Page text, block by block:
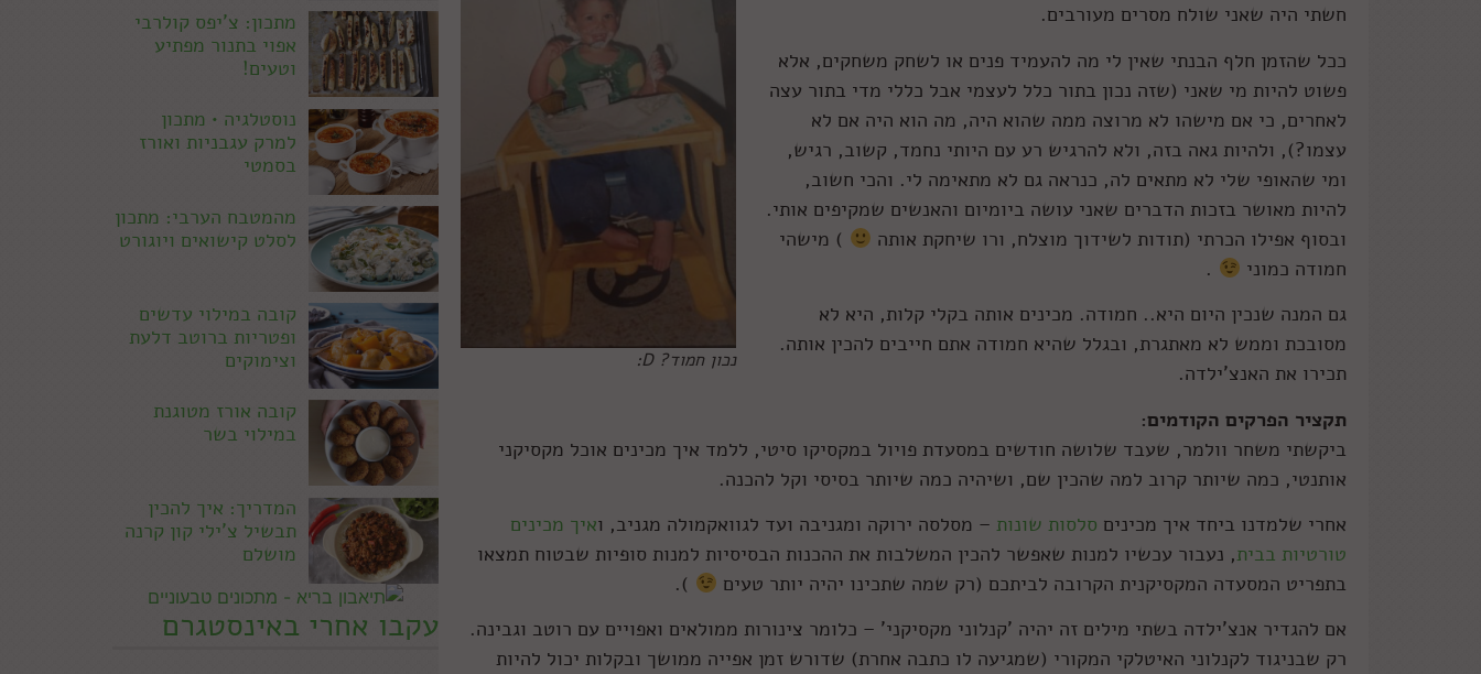
מתכון: צ'יפס קולרבי
אפוי בתנור מפתיע
וטעים!
נוסטלגיה • מתכון
למרק עגבניות ואורז
בסמטי
מהמטבח הערבי: מתכון
לסלט קישואים ויוגורט
קובה במילוי עדשים
ופטריות ברוטב דלעת
וצימוקים
קובה אורז מטוגנת
במילוי בשר
המדריך: איך להכין
תבשיל צ'ילי קון קרנה
מושלם
עקבו אחרי באינסטגרם
נכון חמוד? D:
חשתי היה שאני שולח מסרים מעורבים.
ככל שהזמן חלף הבנתי שאין לי מה להעמיד פנים או לשחק משחקים, אלא
פשוט להיות מי שאני (שזה נכון בתור כלל לעצמי אבל כללי מדי בתור עצה
לאחרים, כי אם מישהו לא מרוצה ממה שהוא היה, מה הוא היה אם לא
עצמו?), ולהיות גאה בזה, ולא להרגיש רע עם היותי נחמד, קשוב, רגיש,
ומי שהאופי שלי לא מתאים לה, כנראה גם לא מתאימה לי. והכי חשוב,
להיות מאושר בזכות הדברים שאני עושה ביומיום והאנשים שמקיפים אותי.
ובסוף אפילו הכרתי (תודות לשידוך מוצלח, ורו שיחקת אותה
) מישהי
חמודה כמוני
.
גם המנה שנכין היום היא.. חמודה. מכינים אותה בקלי קלות, היא לא
מסובכת וממש לא מאתגרת, ובגלל שהיא חמודה אתם חייבים להכין אותה.
תכירו את האנצ'ילדה.
תקציר הפרקים הקודמים:
ביקשתי משחר וולמר, שעבד שלושה חודשים במסעדת פויול במקסיקו סיטי, ללמד איך מכינים אוכל מקסיקני
אותנטי, כמה שיותר קרוב למה שהכין שם, ושיהיה כמה שיותר בסיסי וקל להכנה.
אחרי שלמדנו ביחד איך מכינים סלסות שונות – מסלסה ירוקה ומגניבה ועד לגוואקמולה מגניב, ואיך מכינים
טורטיות בבית, נעבור עכשיו למנות שאפשר להכין המשלבות את ההכנות הבסיסיות למנות סופיות שבטוח תמצאו
בתפריט המסעדה המקסיקנית הקרובה לביתכם (רק שמה שתכינו יהיה יותר טעים
).
אם להגדיר אנצ'ילדה בשתי מילים זה יהיה 'קנלוני מקסיקני' – כלומר צינורות ממולאים ואפויים עם רוטב וגבינה.
רק שבניגוד לקנלוני האיטלקי המקורי (שמגיעה לו כתבה אחרת) שדורש זמן אפייה ממושך ובקלות יכול להיות